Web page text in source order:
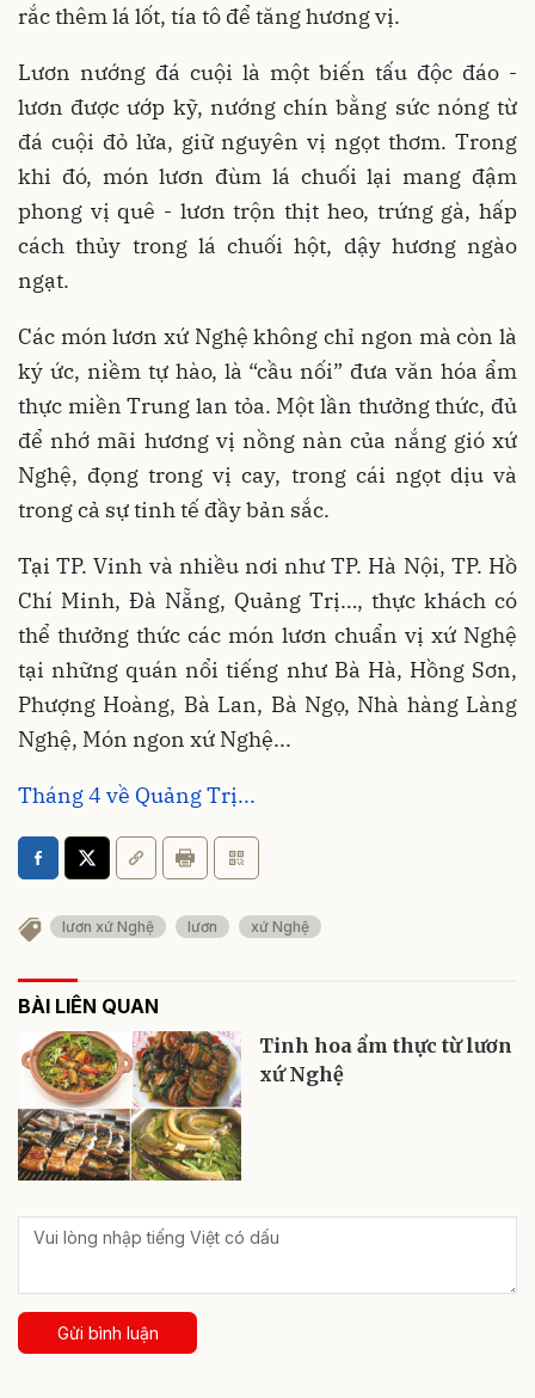
rắc thêm lá lốt, tía tô để tăng hương vị.
Lươn nướng đá cuội là một biến tấu độc đáo -
lươn được ướp kỹ, nướng chín bằng sức nóng từ
đá cuội đỏ lửa, giữ nguyên vị ngọt thơm. Trong
khi đó, món lươn đùm lá chuối lại mang đậm
phong vị quê - lươn trộn thịt heo, trứng gà, hấp
cách thủy trong lá chuối hột, dậy hương ngào
ngạt.
Các món lươn xứ Nghệ không chỉ ngon mà còn là
ký ức, niềm tự hào, là “cầu nối” đưa văn hóa ẩm
thực miền Trung lan tỏa. Một lần thưởng thức, đủ
để nhớ mãi hương vị nồng nàn của nắng gió xứ
Nghệ, đọng trong vị cay, trong cái ngọt dịu và
trong cả sự tinh tế đầy bản sắc.
Tại TP. Vinh và nhiều nơi như TP. Hà Nội, TP. Hồ
Chí Minh, Đà Nẵng, Quảng Trị…, thực khách có
thể thưởng thức các món lươn chuẩn vị xứ Nghệ
tại những quán nổi tiếng như Bà Hà, Hồng Sơn,
Phượng Hoàng, Bà Lan, Bà Ngọ, Nhà hàng Làng
Nghệ, Món ngon xứ Nghệ...
Tháng 4 về Quảng Trị...
lươn xứ Nghệ lươn xứ Nghệ
BÀI LIÊN QUAN
Tinh hoa ẩm thực từ lươn
xứ Nghệ
Gửi bình luận